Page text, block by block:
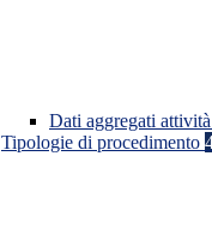
Dati aggregati
Tipologie di procedimento